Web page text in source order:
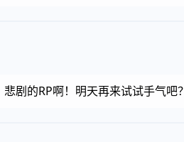
剧的RP啊！明天再来试试手气吧？